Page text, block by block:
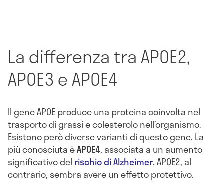
La differenza tra APOE2,
APOE3 e APOE4
Il gene APOE produce una proteina coinvolta nel
trasporto di grassi e colesterolo nell’organismo.
Esistono però diverse varianti di questo gene. La
più conosciuta èAPOE4, associata a un aumento
significativo del rischio di Alzheimer. APOE2, al
contrario, sembra avere un effetto protettivo.